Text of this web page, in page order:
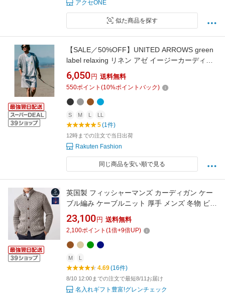
アクセONE
似た商品を探す
【SALE／50%OFF】UNITED ARROWS green
label relaxing リネン アゼ イージーカーディガ
ン ユナイテッドアローズ グリーンレーベルリ
ラクシング トップス カーディガン ブラウン ブ
ルー グレー ブラック【送料無料】
6,050 円 送料無料
550ポイント (10%ポイントバック)
S M L LL
5(1件)
12時までの注文で当日出荷
Rakuten Fashion
同じ商品を安い順で見る
英国製 フィッシャーマンズ カーディガン ケー
ブル編み ケーブルニット 厚手 メンズ 冬物 ビジ
ネス ゆったり 秋冬 ニット セーター[送料無料]
[JM COOPER/ジェイエムクーパー] 父の日
23,100 円 送料無料
2,100ポイント (1倍+9倍UP)
M L
4.69(16件)
8/10 12:00までの注文で最短8/11お届け
名入れギフト豊富!グレンチェック